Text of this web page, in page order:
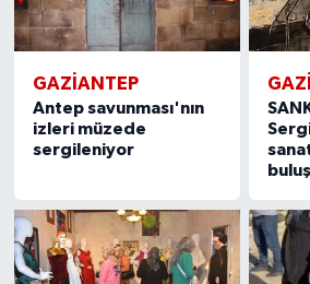
GAZIANTEP
Antep savunması'nın
izleri müzede
sergileniyor
Teknoloji
Türkiye
Video Haber
Yaşam
Yeme-İçme